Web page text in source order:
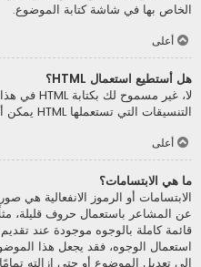
الخاص بها في شاشة كتابة الموضوع.
أعلى
هل أستطيع استعمال HTML؟
التنسيقات التي تستعملها HTML يمكن أن تطبق باستعمال BBCode بدلا منها.
أعلى
ما هي الابتسامات؟
الابتسامات أو الرموز الانفعالية هي
عن المشاعر باستعمال حروف قليلة،
قائمة كاملة بالوجوه موجودة عند
استعمال الوجوه، فقد يجعل هذا
إلى تعديل الموضوع أو حتى إزالته